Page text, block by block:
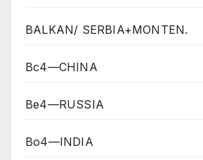
BALKAN/ SERBIA+MONTEN.
Bc4—CHINA
Be4—RUSSIA
Bo4—INDIA